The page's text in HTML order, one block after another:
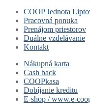
COOP Jednota
Pracovná ponuka
Prenájom priestorov
Duálne vzdelávanie
Kontakt
Nákupná karta
Cash back
COOPkasa
Dobíjanie kreditu
E-shop / www.e-